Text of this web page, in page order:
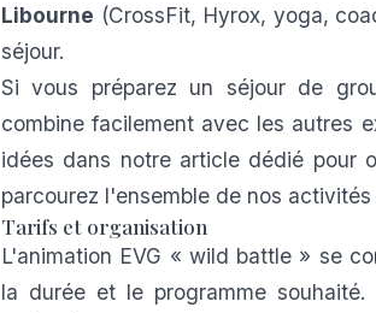
Libourne (CrossFit, Hyrox, yoga,
séjour.
Si vous préparez un séjour de
combine facilement avec les autres
idées dans notre article dédié pour
parcourez l'ensemble de nos activités
Tarifs et organisation
L'animation EVG « wild battle » se
la durée et le programme souhaité.